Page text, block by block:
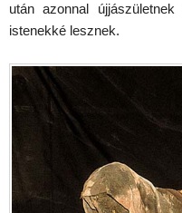
után azonnal
istenekké lesznek.